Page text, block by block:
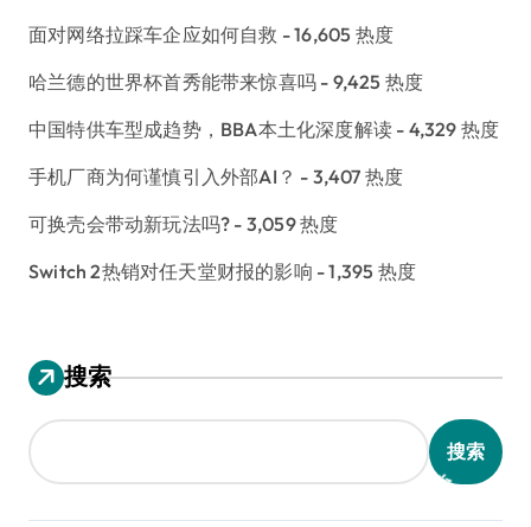
面对网络拉踩车企应如何自救 - 16,605 热度
哈兰德的世界杯首秀能带来惊喜吗 - 9,425 热度
中国特供车型成趋势，BBA本土化深度解读 - 4,329 热度
手机厂商为何谨慎引入外部AI？ - 3,407 热度
可换壳会带动新玩法吗? - 3,059 热度
Switch 2热销对任天堂财报的影响 - 1,395 热度
搜索
搜索